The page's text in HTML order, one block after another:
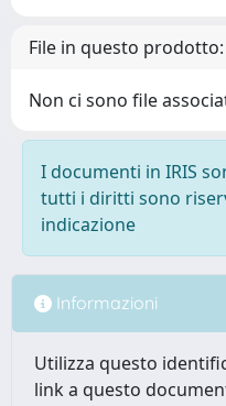
File in questo prodotto:
Non ci sono file
I documenti in IRIS
tutti i diritti sono
indicazione
Informazioni
Utilizza questo
link a questo